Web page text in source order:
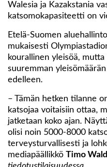
Walesia ja Kazakstania
katsomokapasiteetti on
Etelä-Suomen
mukaisesti
kourallinen yleisöä,
suuremman
edelleen.
– Tämän hetken tilanne
katsojaa voitaisiin ottaa,
jatketaan koko ajan.
olisi noin 5000-8000
terveysturvallisesti ja
mediapäällikkö
Timo